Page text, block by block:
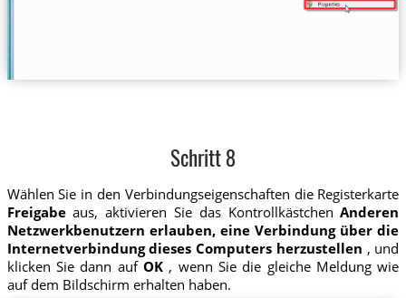
Schritt 8
Wählen Sie in den Verbindungseigenschaften die Registerkarte
Freigabeaus, aktivieren Sie das KontrollkästchenAnderen
Netzwerkbenutzern erlauben, eine Verbindung über die
Internetverbindung dieses Computers herzustellen , und
klicken Sie dann auf OK, wenn Sie die gleiche Meldung wie
auf dem Bildschirm erhalten haben.